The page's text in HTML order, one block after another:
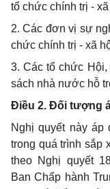
tổ chức chính trị -
2. Các đơn vị sự
chức chính trị - xã
3. Các tổ chức
sách nhà nước hỗ
Điều 2. Đối tượng
Nghị quyết này
trong quá trình sắp
theo Nghị quyết
Ban Chấp hành